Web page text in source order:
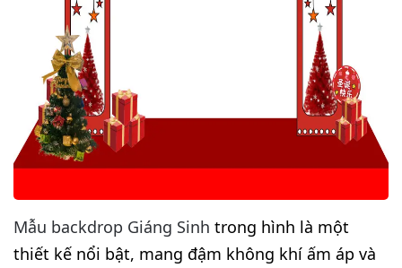
Mẫu backdrop Giáng Sinh trong hình là một
thiết kế nổi bật, mang đậm không khí ấm áp và